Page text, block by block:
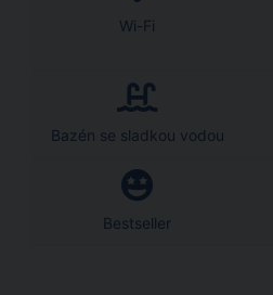
Wi-Fi
Bazén se sladkou vodou
Bestseller